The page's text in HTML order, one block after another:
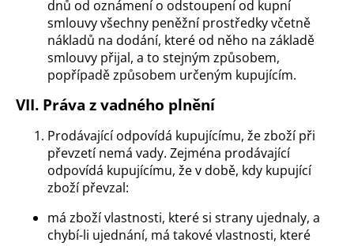
dnů od oznámení o odstoupení od kupní
smlouvy všechny peněžní prostředky včetně
nákladů na dodání, které od něho na základě
smlouvy přijal, a to stejným způsobem,
popřípadě způsobem určeným kupujícím.
VII. Práva z vadného plnění
Prodávající odpovídá kupujícímu, že zboží při
převzetí nemá vady. Zejména prodávající
odpovídá kupujícímu, že v době, kdy kupující
zboží převzal:
má zboží vlastnosti, které si strany ujednaly, a
chybí-li ujednání, má takové vlastnosti, které